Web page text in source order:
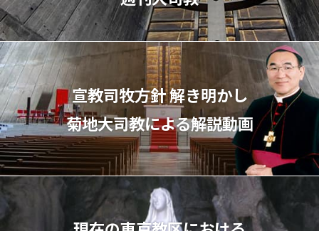
宣教司牧⽅針 解き明かし
菊地⼤司教による解説動画